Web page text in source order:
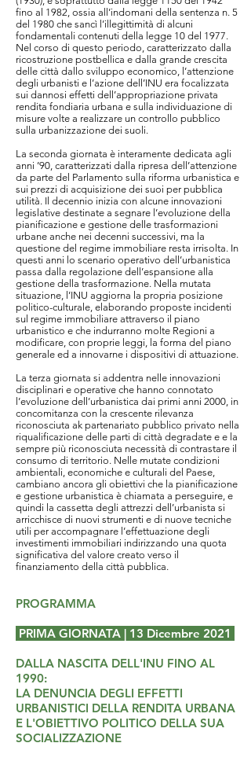
fino al 1982, ossia all’indomani della sentenza n. 5
del 1980 che sancì l’illegittimità di alcuni
fondamentali contenuti della legge 10 del 1977.
Nel corso di questo periodo, caratterizzato dalla
ricostruzione postbellica e dalla grande crescita
delle città dallo sviluppo economico, l’attenzione
degli urbanisti e l’azione dell’INU era focalizzata
sui dannosi effetti dell’appropriazione privata
rendita fondiaria urbana e sulla individuazione di
misure volte a realizzare un controllo pubblico
sulla urbanizzazione dei suoli.
La seconda giornata è interamente dedicata agli
anni ’90, caratterizzati dalla ripresa dell’attenzione
da parte del Parlamento sulla riforma urbanistica e
sui prezzi di acquisizione dei suoi per pubblica
utilità. Il decennio inizia con alcune innovazioni
legislative destinate a segnare l’evoluzione della
pianificazione e gestione delle trasformazioni
urbane anche nei decenni successivi, ma la
questione del regime immobiliare resta irrisolta. In
questi anni lo scenario operativo dell’urbanistica
passa dalla regolazione dell’espansione alla
gestione della trasformazione. Nella mutata
situazione, l’INU aggiorna la propria posizione
politico-culturale, elaborando proposte incidenti
sul regime immobiliare attraverso il piano
urbanistico e che indurranno molte Regioni a
modificare, con proprie leggi, la forma del piano
generale ed a innovarne i dispositivi di attuazione.
La terza giornata si addentra nelle innovazioni
disciplinari e operative che hanno connotato
l’evoluzione dell’urbanistica dai primi anni 2000, in
concomitanza con la crescente rilevanza
riconosciuta ak partenariato pubblico privato nella
riqualificazione delle parti di città degradate e e la
sempre più riconosciuta necessità di contrastare il
consumo di territorio. Nelle mutate condizioni
ambientali, economiche e culturali del Paese,
cambiano ancora gli obiettivi che la pianificazione
e gestione urbanistica è chiamata a perseguire, e
quindi la cassetta degli attrezzi dell’urbanista si
arricchisce di nuovi strumenti e di nuove tecniche
utili per accompagnare l’effettuazione degli
investimenti immobiliari indirizzando una quota
significativa del valore creato verso il
finanziamento della città pubblica.
PROGRAMMA
PRIMA GIORNATA | 13 Dicembre 2021
DALLA NASCITA DELL'INU FINO AL
1990:
LA DENUNCIA DEGLI EFFETTI
URBANISTICI DELLA RENDITA URBANA
E L'OBIETTIVO POLITICO DELLA SUA
SOCIALIZZAZIONE